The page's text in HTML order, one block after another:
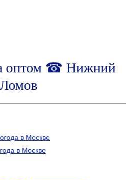
оптом ☎ Нижний
Ломов
в Москве